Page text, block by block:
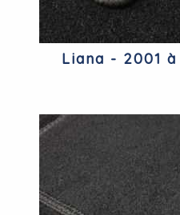
Liana - 2001